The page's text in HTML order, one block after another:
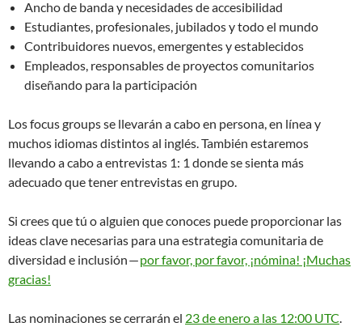
Ancho de banda y necesidades de accesibilidad
Estudiantes, profesionales, jubilados y todo el mundo
Contribuidores nuevos, emergentes y establecidos
Empleados, responsables de proyectos comunitarios
diseñando para la participación
Los focus groups se llevarán a cabo en persona, en línea y
muchos idiomas distintos al inglés. También estaremos
llevando a cabo a entrevistas 1: 1 donde se sienta más
adecuado que tener entrevistas en grupo.
Si crees que tú o alguien que conoces puede proporcionar las
ideas clave necesarias para una estrategia comunitaria de
diversidad e inclusión —por favor, por favor, ¡nómina! ¡Muchas
gracias!
Las nominaciones se cerrarán el 23 de enero a las 12:00 UTC.